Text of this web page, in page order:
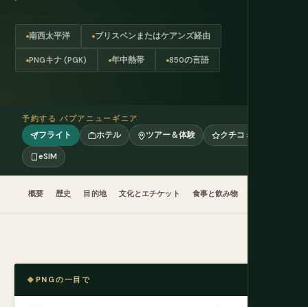
南西太平洋 ブリスベンまたはケアンズ経由
PNGキナ (PGK) 年中熱帯 850の言語
予約する パプアニューギニア
フライト ホテル ツアー＆体験
クチコミ
eSIM
概要 歴史 目的地 文化とエチケット 食事と飲み物
PNGの一目で